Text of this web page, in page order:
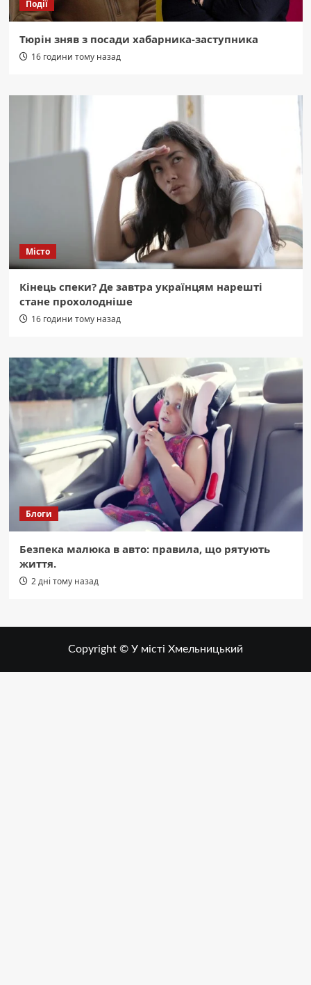
Події
Тюрін зняв з посади хабарника-заступника
16 години тому назад
Місто
Кінець спеки? Де завтра українцям нарешті
стане прохолодніше
16 години тому назад
Блоги
Безпека малюка в авто: правила, що рятують
життя.
2 дні тому назад
Copyright © У місті Хмельницький